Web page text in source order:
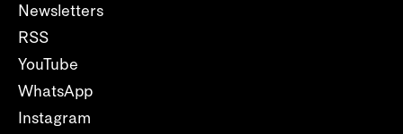
Newsletters
RSS
YouTube
WhatsApp
Instagram